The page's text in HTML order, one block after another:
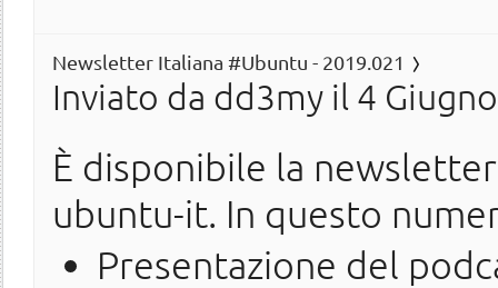
Newsletter Italiana #Ubuntu - 2019.021
Inviato da dd3my il 4
È disponibile la
ubuntu-it. In questo
Presentazione del